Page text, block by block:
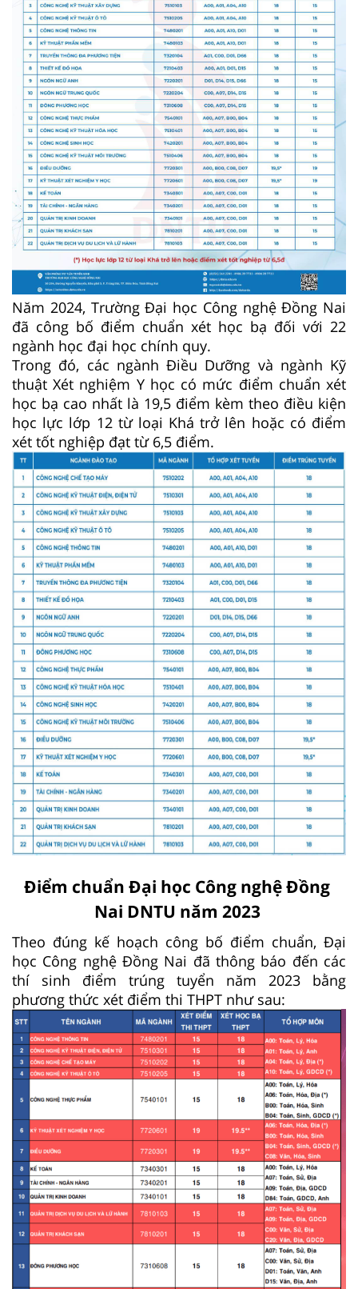
Năm 2024, Trường Đại học Công nghệ Đồng Nai
đã công bố điểm chuẩn xét học bạ đối với 22
ngành học đại học chính quy.
Trong đó, các ngành Điều Dưỡng và ngành Kỹ
thuật Xét nghiệm Y học có mức điểm chuẩn xét
học bạ cao nhất là 19,5 điểm kèm theo điều kiện
học lực lớp 12 từ loại Khá trở lên hoặc có điểm
xét tốt nghiệp đạt từ 6,5 điểm.
Điểm chuẩn Đại học Công nghệ Đồng
Nai DNTU năm 2023
Theo đúng kế hoạch công bố điểm chuẩn, Đại
học Công nghệ Đồng Nai đã thông báo đến các
thí sinh điểm trúng tuyển năm 2023 bằng
phương thức xét điểm thi THPT như sau: